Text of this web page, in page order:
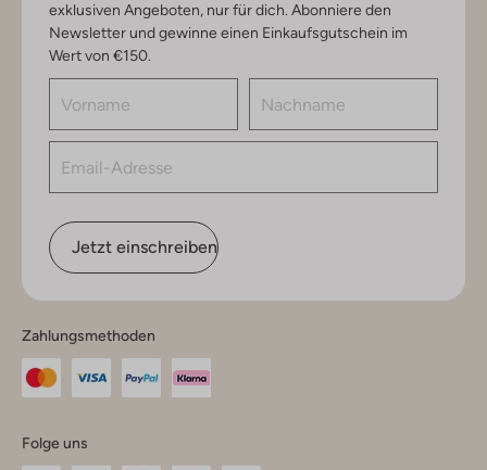
exklusiven Angeboten, nur für dich. Abonniere den
Newsletter und gewinne einen Einkaufsgutschein im
Wert von €150.
Jetzt einschreiben
Zahlungsmethoden
Folge uns